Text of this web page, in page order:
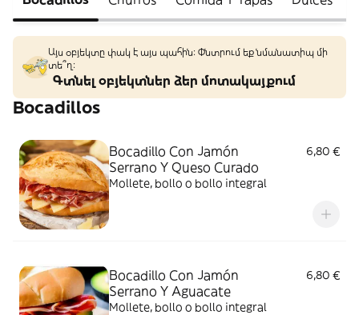
Այս օբյեկտը փակ է այս պահին: Փնտրում եք նմանատիպ մի
տե՞ղ։
Գտնել օբյեկտներ ձեր մոտակայքում
Bocadillos
Bocadillo Con Jamón
Serrano Y Queso Curado
6,80 €
Mollete, bollo o bollo integral
Bocadillo Con Jamón
Serrano Y Aguacate
6,80 €
Mollete, bollo o bollo integral